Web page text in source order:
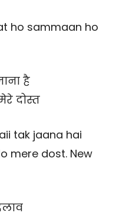
ho sammaan ho
है
दोस्त
tak jaana hai
mere dost. New